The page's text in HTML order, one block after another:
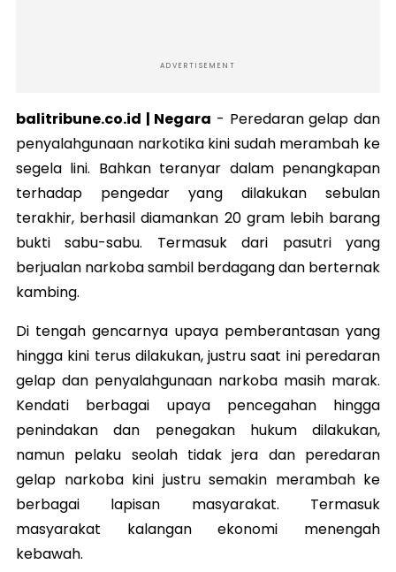
ADVERTISEMENT
balitribune.co.id | Negara - Peredaran gelap dan
penyalahgunaan narkotika kini sudah merambah ke
segela lini. Bahkan teranyar dalam penangkapan
terhadap pengedar yang dilakukan sebulan
terakhir, berhasil diamankan 20 gram lebih barang
bukti sabu-sabu. Termasuk dari pasutri yang
berjualan narkoba sambil berdagang dan berternak
kambing.
Di tengah gencarnya upaya pemberantasan yang
hingga kini terus dilakukan, justru saat ini peredaran
gelap dan penyalahgunaan narkoba masih marak.
Kendati berbagai upaya pencegahan hingga
penindakan dan penegakan hukum dilakukan,
namun pelaku seolah tidak jera dan peredaran
gelap narkoba kini justru semakin merambah ke
berbagai lapisan masyarakat. Termasuk
masyarakat kalangan ekonomi menengah
kebawah.